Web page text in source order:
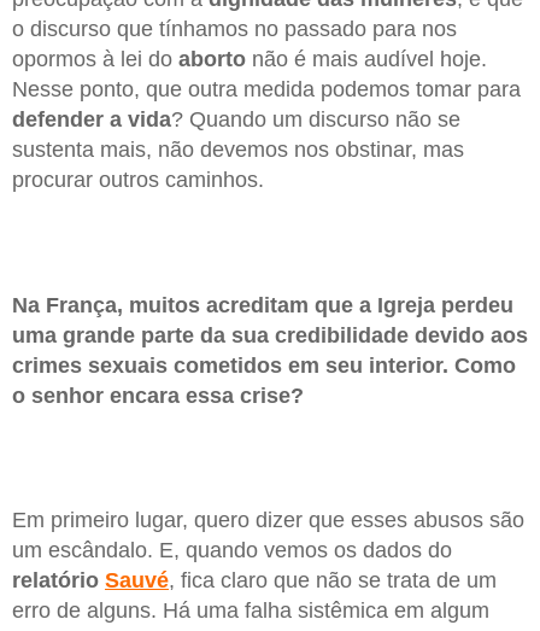
o discurso que tínhamos no passado para nos
opormos à lei do aborto não é mais audível hoje.
Nesse ponto, que outra medida podemos tomar para
defender a vida? Quando um discurso não se
sustenta mais, não devemos nos obstinar, mas
procurar outros caminhos.
Na França, muitos acreditam que a Igreja perdeu
uma grande parte da sua credibilidade devido aos
crimes sexuais cometidos em seu interior. Como
o senhor encara essa crise?
Em primeiro lugar, quero dizer que esses abusos são
um escândalo. E, quando vemos os dados do
relatório Sauvé, fica claro que não se trata de um
erro de alguns. Há uma falha sistêmica em algum